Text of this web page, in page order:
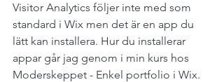
Visitor Analytics följer inte med som
standard i Wix men det är en app du
lätt kan installera. Hur du installerar
appar går jag genom i min kurs hos
Moderskeppet - Enkel portfolio i Wix.